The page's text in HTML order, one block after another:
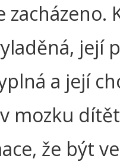
její
a její
mozku
že být